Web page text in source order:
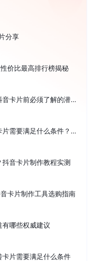
分享
价比最高排行榜揭秘
抖音卡片的优缺点深度解析，办理抖音卡片前必须了解的潜在风险
抖音卡片适合哪些用户？申请抖音卡片需要满足什么条件？权威解读
音卡片制作教程实测
卡片制作工具选购指南
哪些权威建议
片需要满足什么条件